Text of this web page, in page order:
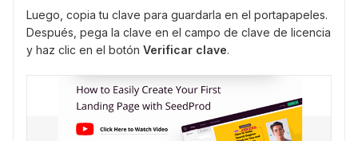
Luego, copia tu clave para guardarla en el portapapeles.
Después, pega la clave en el campo de clave de licencia
y haz clic en el botón Verificar clave.